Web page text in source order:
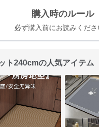
購入時のルール
必ず購入前にお読みくださ
ト240cmの人気アイテム